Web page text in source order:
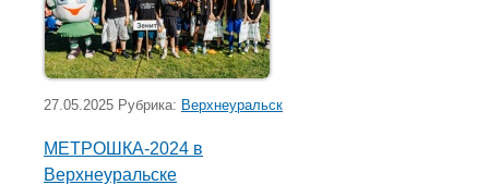
27.05.2025 Рубрика: Верхнеуральск
МЕТРОШКА-2024 в
Верхнеуральске